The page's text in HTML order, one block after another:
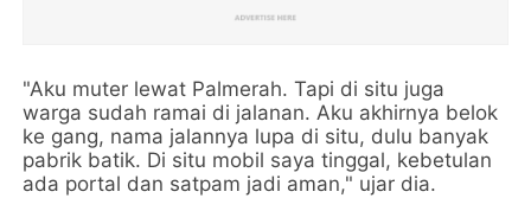
"Aku muter lewat Palmerah. Tapi di situ juga
warga sudah ramai di jalanan. Aku akhirnya belok
ke gang, nama jalannya lupa di situ, dulu banyak
pabrik batik. Di situ mobil saya tinggal, kebetulan
ada portal dan satpam jadi aman," ujar dia.